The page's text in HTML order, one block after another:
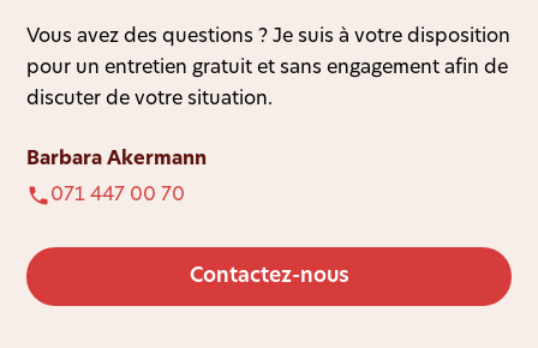
Vous avez des questions ? Je suis à votre disposition
pour un entretien gratuit et sans engagement afin de
discuter de votre situation.
Barbara Akermann
071 447 00 70
Contactez-nous